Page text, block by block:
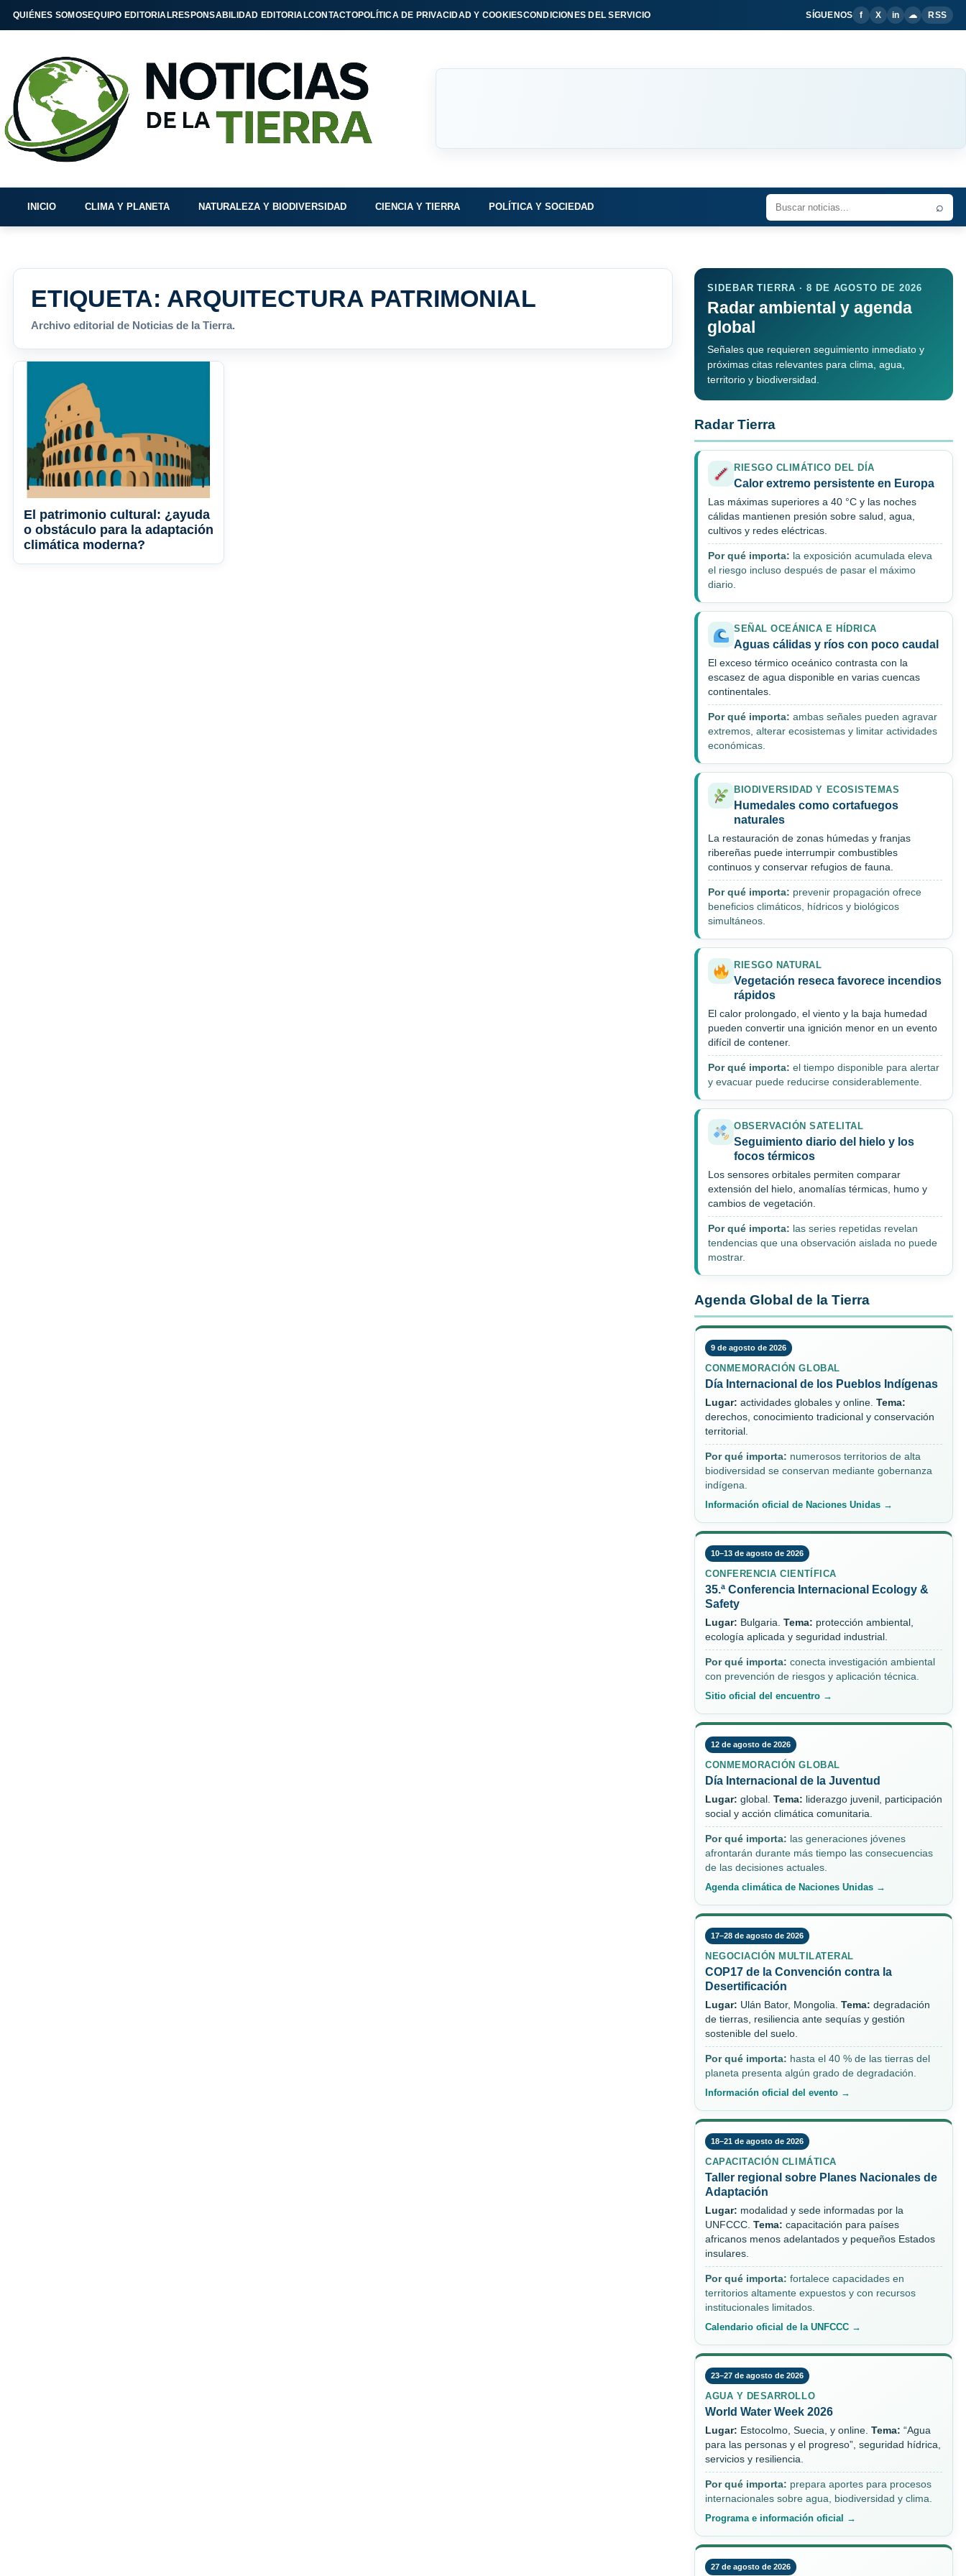
QUIÉNES SOMOSEQUIPO EDITORIALRESPONSABILIDAD EDITORIALCONTACTOPOLÍTICA DE PRIVACIDAD Y COOKIESCONDICIONES DEL SERVICIO SÍGUENOS f X in ☁ RSS
INICIO CLIMA Y PLANETA NATURALEZA Y BIODIVERSIDAD CIENCIA Y TIERRA POLÍTICA Y SOCIEDAD ⌕
ETIQUETA: ARQUITECTURA PATRIMONIAL
Archivo editorial de Noticias de la Tierra.
El patrimonio cultural: ¿ayuda
o obstáculo para la adaptación
climática moderna?
SIDEBAR TIERRA · 8 DE AGOSTO DE 2026
Radar ambiental y agenda
global
Señales que requieren seguimiento inmediato y
próximas citas relevantes para clima, agua,
territorio y biodiversidad.
Radar Tierra
RIESGO CLIMÁTICO DEL DÍA
Calor extremo persistente en Europa
Las máximas superiores a 40 °C y las noches
cálidas mantienen presión sobre salud, agua,
cultivos y redes eléctricas.
Por qué importa: la exposición acumulada eleva
el riesgo incluso después de pasar el máximo
diario.
SEÑAL OCEÁNICA E HÍDRICA
Aguas cálidas y ríos con poco caudal
El exceso térmico oceánico contrasta con la
escasez de agua disponible en varias cuencas
continentales.
Por qué importa: ambas señales pueden agravar
extremos, alterar ecosistemas y limitar actividades
económicas.
BIODIVERSIDAD Y ECOSISTEMAS
Humedales como cortafuegos
naturales
La restauración de zonas húmedas y franjas
ribereñas puede interrumpir combustibles
continuos y conservar refugios de fauna.
Por qué importa: prevenir propagación ofrece
beneficios climáticos, hídricos y biológicos
simultáneos.
RIESGO NATURAL
Vegetación reseca favorece incendios
rápidos
El calor prolongado, el viento y la baja humedad
pueden convertir una ignición menor en un evento
difícil de contener.
Por qué importa: el tiempo disponible para alertar
y evacuar puede reducirse considerablemente.
OBSERVACIÓN SATELITAL
Seguimiento diario del hielo y los
focos térmicos
Los sensores orbitales permiten comparar
extensión del hielo, anomalías térmicas, humo y
cambios de vegetación.
Por qué importa: las series repetidas revelan
tendencias que una observación aislada no puede
mostrar.
Agenda Global de la Tierra
9 de agosto de 2026
CONMEMORACIÓN GLOBAL
Día Internacional de los Pueblos Indígenas
Lugar: actividades globales y online. Tema:
derechos, conocimiento tradicional y conservación
territorial.
Por qué importa: numerosos territorios de alta
biodiversidad se conservan mediante gobernanza
indígena.
Información oficial de Naciones Unidas →
10–13 de agosto de 2026
CONFERENCIA CIENTÍFICA
35.ª Conferencia Internacional Ecology &
Safety
Lugar: Bulgaria. Tema: protección ambiental,
ecología aplicada y seguridad industrial.
Por qué importa: conecta investigación ambiental
con prevención de riesgos y aplicación técnica.
Sitio oficial del encuentro →
12 de agosto de 2026
CONMEMORACIÓN GLOBAL
Día Internacional de la Juventud
Lugar: global. Tema: liderazgo juvenil, participación
social y acción climática comunitaria.
Por qué importa: las generaciones jóvenes
afrontarán durante más tiempo las consecuencias
de las decisiones actuales.
Agenda climática de Naciones Unidas →
17–28 de agosto de 2026
NEGOCIACIÓN MULTILATERAL
COP17 de la Convención contra la
Desertificación
Lugar: Ulán Bator, Mongolia. Tema: degradación
de tierras, resiliencia ante sequías y gestión
sostenible del suelo.
Por qué importa: hasta el 40 % de las tierras del
planeta presenta algún grado de degradación.
Información oficial del evento →
18–21 de agosto de 2026
CAPACITACIÓN CLIMÁTICA
Taller regional sobre Planes Nacionales de
Adaptación
Lugar: modalidad y sede informadas por la
UNFCCC. Tema: capacitación para países
africanos menos adelantados y pequeños Estados
insulares.
Por qué importa: fortalece capacidades en
territorios altamente expuestos y con recursos
institucionales limitados.
Calendario oficial de la UNFCCC →
23–27 de agosto de 2026
AGUA Y DESARROLLO
World Water Week 2026
Lugar: Estocolmo, Suecia, y online. Tema: “Agua
para las personas y el progreso”, seguridad hídrica,
servicios y resiliencia.
Por qué importa: prepara aportes para procesos
internacionales sobre agua, biodiversidad y clima.
Programa e información oficial →
27 de agosto de 2026